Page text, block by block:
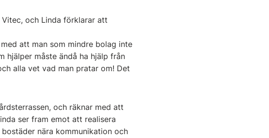
och Linda förklarar att
att man som mindre bolag inte
hjälper måste ändå ha hjälp från
alla vet vad man pratar om! Det
och räknar med att
ser fram emot att realisera
nära kommunikation och